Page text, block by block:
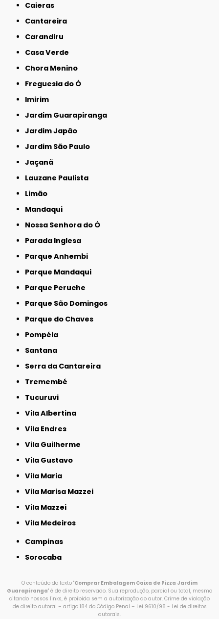
Caieras
Cantareira
Carandiru
Casa Verde
Chora Menino
Freguesia do Ó
Imirim
Jardim Guarapiranga
Jardim Japão
Jardim São Paulo
Jaçanã
Lauzane Paulista
Limão
Mandaqui
Nossa Senhora do Ó
Parada Inglesa
Parque Anhembi
Parque Mandaqui
Parque Peruche
Parque São Domingos
Parque do Chaves
Pompéia
Santana
Serra da Cantareira
Tremembé
Tucuruvi
Vila Albertina
Vila Endres
Vila Guilherme
Vila Gustavo
Vila Maria
Vila Marisa Mazzei
Vila Mazzei
Vila Medeiros
Campinas
Sorocaba
O conteúdo do texto "Comprar Embalagem Caixa de Pizza Jardim
Guarapiranga" é de direito reservado. Sua reprodução, parcial ou total, mesmo
citando nossos links, é proibida sem a autorização do autor. Crime de violação
de direito autoral – artigo 184 do Código Penal – Lei 9610/98 - Lei de direitos
autorais.